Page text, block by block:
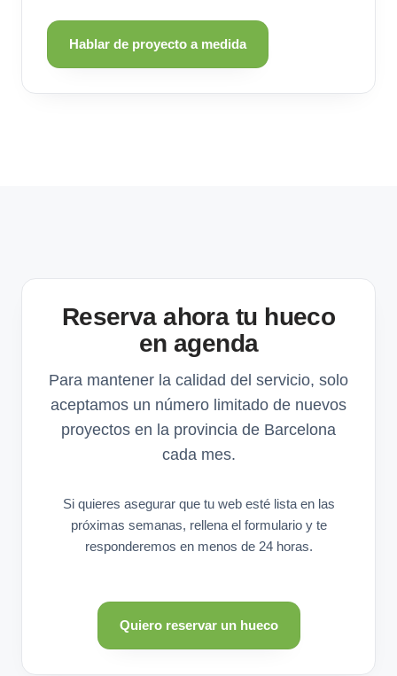
Hablar de proyecto a medida
Reserva ahora tu hueco
en agenda
Para mantener la calidad del servicio, solo
aceptamos un número limitado de nuevos
proyectos en la provincia de Barcelona
cada mes.
Si quieres asegurar que tu web esté lista en las
próximas semanas, rellena el formulario y te
responderemos en menos de 24 horas.
Quiero reservar un hueco